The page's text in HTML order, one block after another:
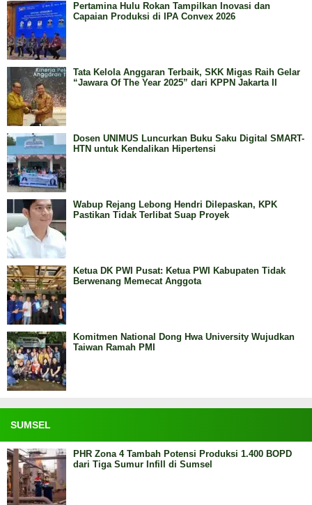
Pertamina Hulu Rokan Tampilkan Inovasi dan
Capaian Produksi di IPA Convex 2026
Tata Kelola Anggaran Terbaik, SKK Migas Raih Gelar
“Jawara Of The Year 2025” dari KPPN Jakarta II
Dosen UNIMUS Luncurkan Buku Saku Digital SMART-
HTN untuk Kendalikan Hipertensi
Wabup Rejang Lebong Hendri Dilepaskan, KPK
Pastikan Tidak Terlibat Suap Proyek
Ketua DK PWI Pusat: Ketua PWI Kabupaten Tidak
Berwenang Memecat Anggota
Komitmen National Dong Hwa University Wujudkan
Taiwan Ramah PMI
SUMSEL
PHR Zona 4 Tambah Potensi Produksi 1.400 BOPD
dari Tiga Sumur Infill di Sumsel